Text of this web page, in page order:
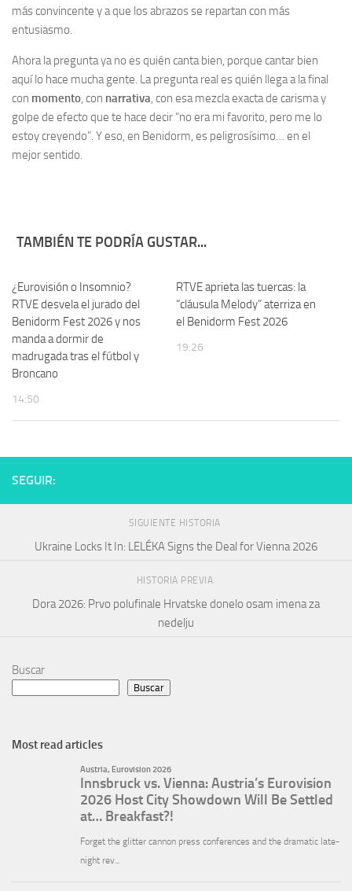
más convincente y a que los abrazos se repartan con más
entusiasmo.
Ahora la pregunta ya no es quién canta bien, porque cantar bien
aquí lo hace mucha gente. La pregunta real es quién llega a la final
con momento, con narrativa, con esa mezcla exacta de carisma y
golpe de efecto que te hace decir “no era mi favorito, pero me lo
estoy creyendo”. Y eso, en Benidorm, es peligrosísimo… en el
mejor sentido.
TAMBIÉN TE PODRÍA GUSTAR...
¿Eurovisión o Insomnio?
RTVE desvela el jurado del
Benidorm Fest 2026 y nos
manda a dormir de
madrugada tras el fútbol y
Broncano
14:50
RTVE aprieta las tuercas: la
“cláusula Melody” aterriza en
el Benidorm Fest 2026
19:26
SEGUIR:
SIGUIENTE HISTORIA
Ukraine Locks It In: LELÉKA Signs the Deal for Vienna 2026
HISTORIA PREVIA
Dora 2026: Prvo polufinale Hrvatske donelo osam imena za
nedelju
Buscar
Buscar
Most read articles